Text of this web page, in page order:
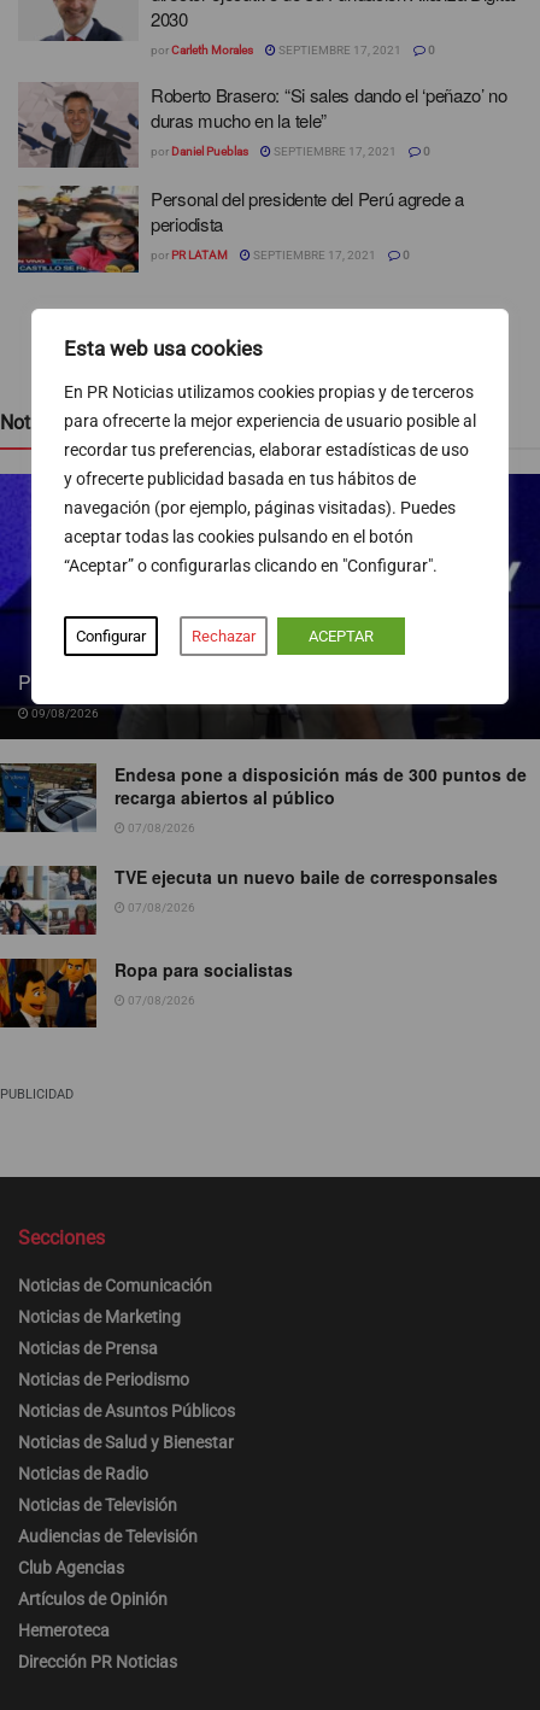
Esta web usa cookies
En PR Noticias utilizamos cookies propias y de terceros
para ofrecerte la mejor experiencia de usuario posible al
recordar tus preferencias, elaborar estadísticas de uso
y ofrecerte publicidad basada en tus hábitos de
navegación (por ejemplo, páginas visitadas). Puedes
aceptar todas las cookies pulsando en el botón
“Aceptar” o configurarlas clicando en "Configurar".
Configurar Rechazar ACEPTAR
2030
porCarleth Morales SEPTIEMBRE 17, 2021 0
Roberto Brasero: “Si sales dando el ‘peñazo’ no
duras mucho en la tele”
por Daniel Pueblas SEPTIEMBRE 17, 2021 0
Personal del presidente del Perú agrede a
periodista
por PR LATAM SEPTIEMBRE 17, 2021 0
Noticias recientes
Pedro Blanco gana peso en la SER
09/08/2026
Endesa pone a disposición más de 300 puntos de
recarga abiertos al público
07/08/2026
TVE ejecuta un nuevo baile de corresponsales
07/08/2026
Ropa para socialistas
07/08/2026
PUBLICIDAD
Secciones
Noticias de Comunicación
Noticias de Marketing
Noticias de Prensa
Noticias de Periodismo
Noticias de Asuntos Públicos
Noticias de Salud y Bienestar
Noticias de Radio
Noticias de Televisión
Audiencias de Televisión
Club Agencias
Artículos de Opinión
Hemeroteca
Dirección PR Noticias